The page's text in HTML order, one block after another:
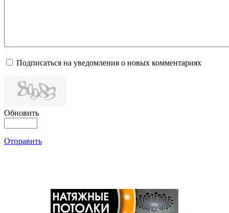
Подписаться на уведомления о новых комментариях
Обновить
Отправить